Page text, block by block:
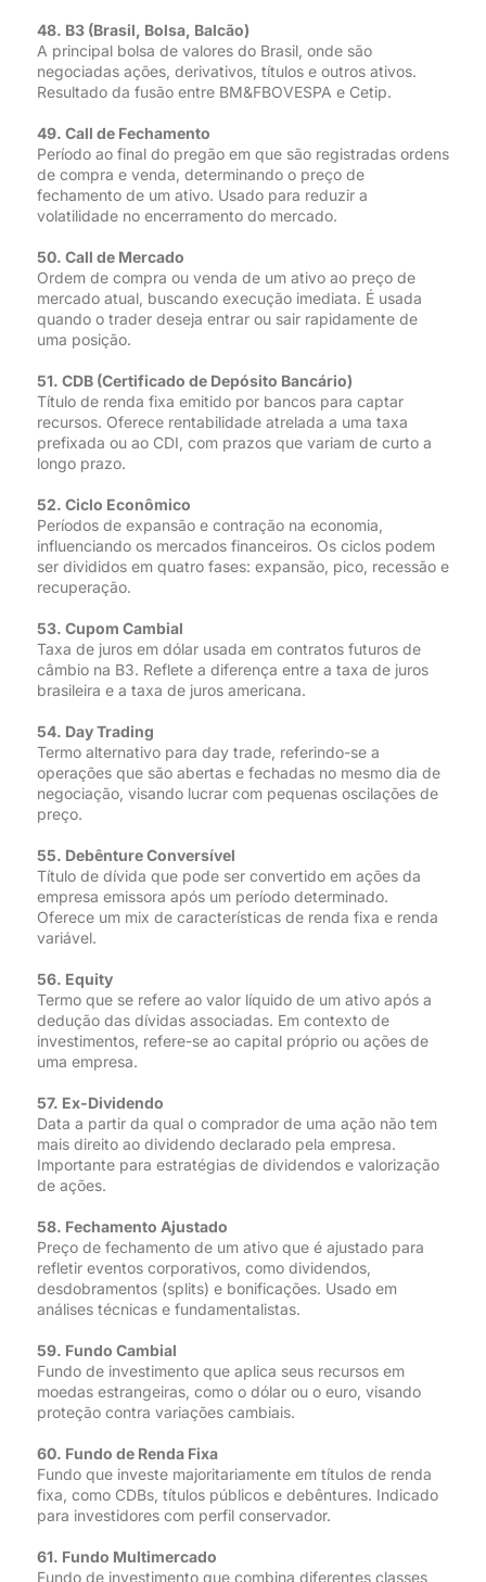
48. B3 (Brasil, Bolsa, Balcão)
A principal bolsa de valores do Brasil, onde são
negociadas ações, derivativos, títulos e outros ativos.
Resultado da fusão entre BM&FBOVESPA e Cetip.
49. Call de Fechamento
Período ao final do pregão em que são registradas ordens
de compra e venda, determinando o preço de
fechamento de um ativo. Usado para reduzir a
volatilidade no encerramento do mercado.
50. Call de Mercado
Ordem de compra ou venda de um ativo ao preço de
mercado atual, buscando execução imediata. É usada
quando o trader deseja entrar ou sair rapidamente de
uma posição.
51. CDB (Certificado de Depósito Bancário)
Título de renda fixa emitido por bancos para captar
recursos. Oferece rentabilidade atrelada a uma taxa
prefixada ou ao CDI, com prazos que variam de curto a
longo prazo.
52. Ciclo Econômico
Períodos de expansão e contração na economia,
influenciando os mercados financeiros. Os ciclos podem
ser divididos em quatro fases: expansão, pico, recessão e
recuperação.
53. Cupom Cambial
Taxa de juros em dólar usada em contratos futuros de
câmbio na B3. Reflete a diferença entre a taxa de juros
brasileira e a taxa de juros americana.
54. Day Trading
Termo alternativo para day trade, referindo-se a
operações que são abertas e fechadas no mesmo dia de
negociação, visando lucrar com pequenas oscilações de
preço.
55. Debênture Conversível
Título de dívida que pode ser convertido em ações da
empresa emissora após um período determinado.
Oferece um mix de características de renda fixa e renda
variável.
56. Equity
Termo que se refere ao valor líquido de um ativo após a
dedução das dívidas associadas. Em contexto de
investimentos, refere-se ao capital próprio ou ações de
uma empresa.
57. Ex-Dividendo
Data a partir da qual o comprador de uma ação não tem
mais direito ao dividendo declarado pela empresa.
Importante para estratégias de dividendos e valorização
de ações.
58. Fechamento Ajustado
Preço de fechamento de um ativo que é ajustado para
refletir eventos corporativos, como dividendos,
desdobramentos (splits) e bonificações. Usado em
análises técnicas e fundamentalistas.
59. Fundo Cambial
Fundo de investimento que aplica seus recursos em
moedas estrangeiras, como o dólar ou o euro, visando
proteção contra variações cambiais.
60. Fundo de Renda Fixa
Fundo que investe majoritariamente em títulos de renda
fixa, como CDBs, títulos públicos e debêntures. Indicado
para investidores com perfil conservador.
61. Fundo Multimercado
Fundo de investimento que combina diferentes classes